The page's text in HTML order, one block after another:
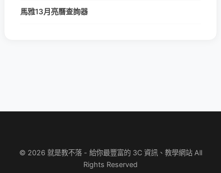
馬雅13月亮曆查詢器
© 2026 就是教不落 - 給你最豐富的 3C 資訊、教學網站 All
Rights Reserved